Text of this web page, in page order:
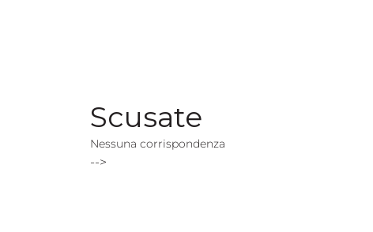
Scusate
Nessuna corrispondenza
-->